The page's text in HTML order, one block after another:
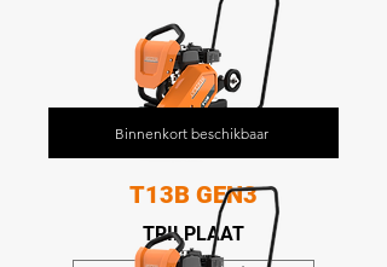
T13B GEN3
TRILPLAAT
Binnenkort beschikbaar